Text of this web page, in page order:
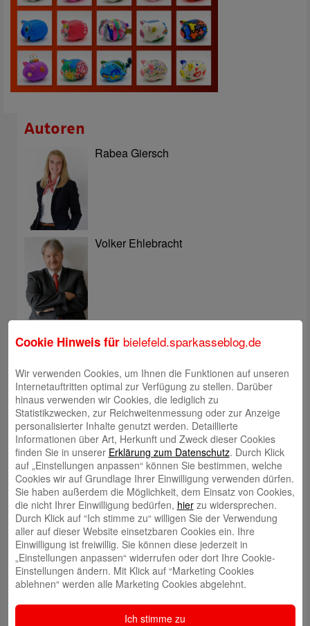
Autoren
Rabea Giersch
Volker Ehlebracht
Christoph Kaleschke
Stephan Merkel
Rahel Neufeld
Cookie Hinweis für bielefeld.sparkasseblog.de
Wir verwenden Cookies, um Ihnen die Funktionen auf unseren
Internetauftritten optimal zur Verfügung zu stellen. Darüber
hinaus verwenden wir Cookies, die lediglich zu
Statistikzwecken, zur Reichweitenmessung oder zur Anzeige
personalisierter Inhalte genutzt werden. Detaillierte
Informationen über Art, Herkunft und Zweck dieser Cookies
finden Sie in unserer Erklärung zum Datenschutz. Durch Klick
auf „Einstellungen anpassen“ können Sie bestimmen, welche
Cookies wir auf Grundlage Ihrer Einwilligung verwenden dürfen.
Sie haben außerdem die Möglichkeit, dem Einsatz von Cookies,
die nicht Ihrer Einwilligung bedürfen, hierzu widersprechen.
Durch Klick auf “Ich stimme zu“ willigen Sie der Verwendung
aller auf dieser Website einsetzbaren Cookies ein. Ihre
Einwilligung ist freiwillig. Sie können diese jederzeit in
„Einstellungen anpassen“ widerrufen oder dort Ihre Cookie-
Einstellungen ändern. Mit Klick auf “Marketing Cookies
ablehnen“ werden alle Marketing Cookies abgelehnt.
Ich stimme zu